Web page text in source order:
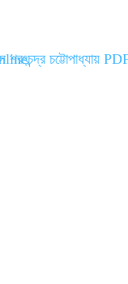
শরৎচন্দ্র চট্টোপাধ্যায়